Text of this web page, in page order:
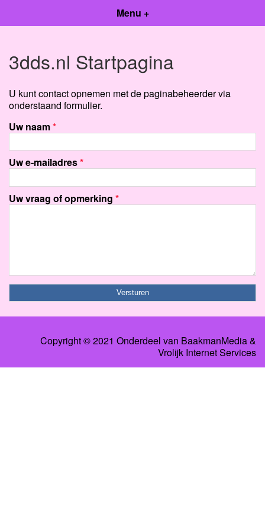
Menu +
3dds.nl Startpagina
U kunt contact opnemen met de paginabeheerder via
onderstaand formulier.
Uw naam*
Uw e-mailadres*
Uw vraag of opmerking *
Copyright © 2021 Onderdeel van BaakmanMedia&
Vrolijk Internet Services